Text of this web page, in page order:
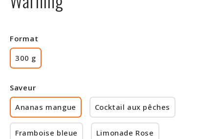
Format
300 g
Saveur
Ananas mangue
Cocktail aux pêches
Framboise bleue Limonade Rose
Rabais